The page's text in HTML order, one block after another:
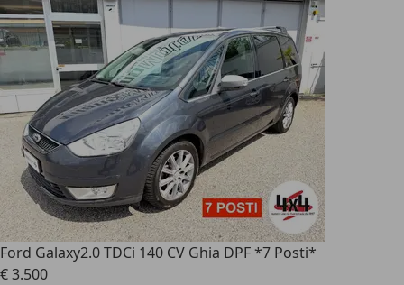
Ford Galaxy2.0 TDCi 140 CV Ghia DPF *7 Posti*
€ 3.500